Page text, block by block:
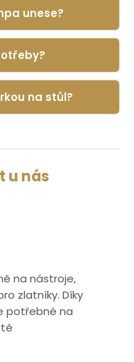
unese?
na stůl?
u nás
na nástroje,
zlatníky. Díky
potřebné na